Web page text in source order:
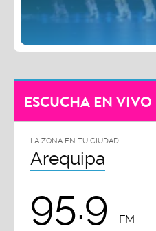
ESCUCHA EN VIVO
LA ZONA EN TU CIUDAD
Arequipa
95.9 FM